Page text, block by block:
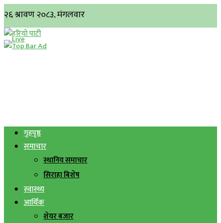
गृहपृष्ठ
समाचार
स्थानिय समाचार
सिराहा बिशेष
स्वास्थ्य
आर्थिक
शेयर बजार